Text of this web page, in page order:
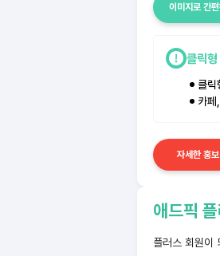
이미지로 간
클릭
클릭
카페
자세한 홍
애드픽
플러스 회원이